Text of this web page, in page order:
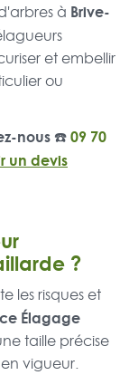
à Brive-
et embellir
ou
nous ☎️09 70
un devis
?
les risques et
Élagage
taille précise
vigueur.